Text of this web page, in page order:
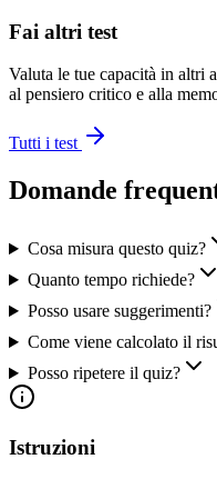
Fai altri test
Valuta le tue capacità in altri
al pensiero critico e alla
Tutti i test
Domande
Cosa misura questo quiz?
Quanto tempo richiede?
Posso usare suggerimenti?
Come viene calcolato il
Posso ripetere il quiz?
Istruzioni